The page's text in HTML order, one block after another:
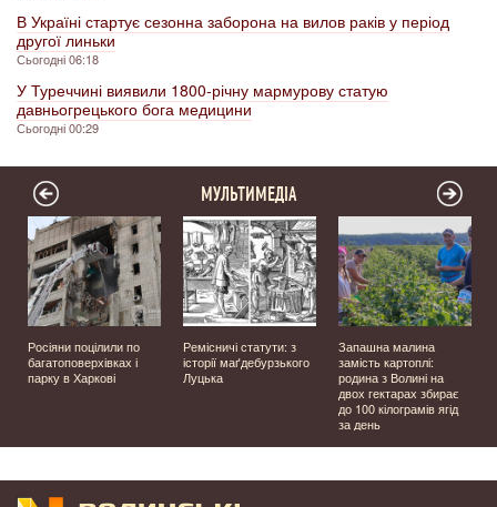
В Україні стартує сезонна заборона на вилов раків у період
другої линьки
Сьогодні 06:18
У Туреччині виявили 1800-річну мармурову статую
давньогрецького бога медицини
Сьогодні 00:29
МУЛЬТИМЕДІА
Росіяни поцілили по
багатоповерхівках і
парку в Харкові
Ремісничі статути: з
історії маґдебурзького
Луцька
Запашна малина
замість картоплі:
родина з Волині на
двох гектарах збирає
до 100 кілограмів ягід
за день